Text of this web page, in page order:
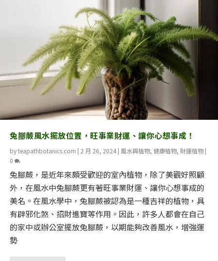
兔腳蕨風水擺放位置，旺事業財運、讓你心想事成！
byteapathbotanics.com | 2 月 26, 2024 | 風水與植物, 健康植物, 財運植物 |
0
兔腳蕨，是近年來頗受歡迎的室內植物，除了美觀好照顧
外，在風水中兔腳蕨更有著旺事業財運、讓你心想事成的
美名。在風水學中，兔腳蕨被認為是一種吉祥的植物，具
有辟邪化煞、招財進寶等作用。因此，許多人都會在自己
的家中或辦公室擺放兔腳蕨，以期能夠改善風水，增強運
勢